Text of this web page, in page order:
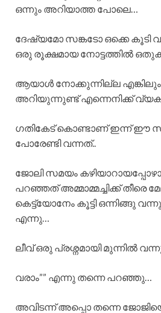
ഒന്നും അറിയാത്ത പോലെ…
ദേഷ്യമോ സങ്കടോ ഒക്കെ കൂടി
ഒരു രൂക്ഷമായ നോട്ടത്തിൽ
ആയാൾ നോക്കുന്നില്ല
അറിയുന്നുണ്ട് എന്നെനിക്ക്
ഗതികേട് കൊണ്ടാണ് ഇന്ന് ഈ
പോരേണ്ടി വന്നത്..
ജോലി സമയം കഴിയാറായപ്പോഴാ
പറഞ്ഞത് അമ്മാമ്മച്ചിക്ക് തീരെ
കെട്ട്യോനേം കൂട്ടി ഒന്നിങ്ങു
എന്നു…
ലീവ് ഒരു പ്രശ്നമായി മുന്നിൽ വന്നു
വരാം”” എന്നു തന്നെ പറഞ്ഞു…
അവിടന്ന് അപ്പൊ തന്നെ ജോജിയെ